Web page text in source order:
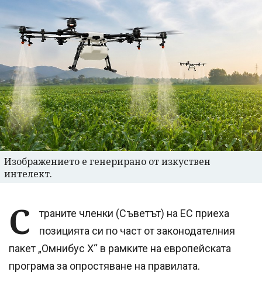
Изображението е генерирано от изкуствен
интелект.
С
траните членки (Съветът) на ЕС приеха
позицията си по част от законодателния
пакет „Омнибус X“ в рамките на европейската
програма за опростяване на правилата.